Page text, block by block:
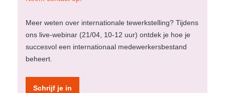
Meer weten over internationale tewerkstelling? Tijdens
ons live-webinar (21/04, 10-12 uur) ontdek je hoe je
succesvol een internationaal medewerkersbestand
beheert.
Schrijf je in